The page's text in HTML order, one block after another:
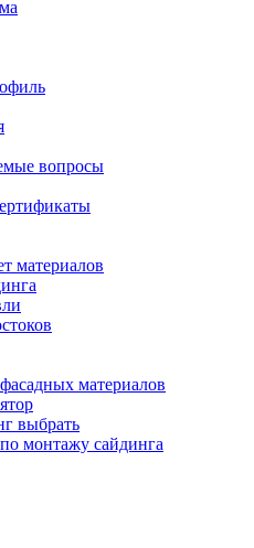
вопросы
материалов
материалов
выбрать
монтажу сайдинга